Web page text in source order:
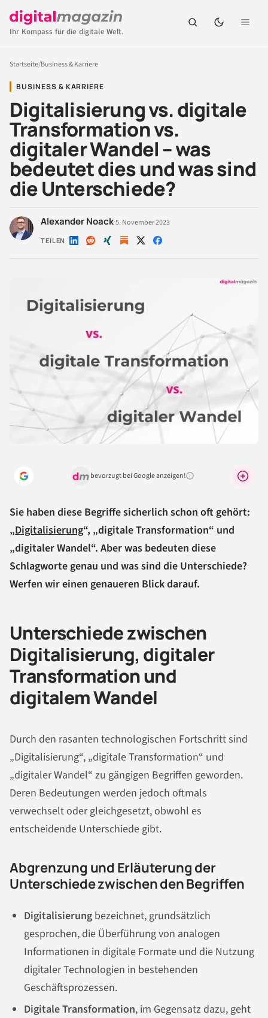
Ihr Kompass für die digitale Welt.
Startseite/Business & Karriere
BUSINESS & KARRIERE
Digitalisierung vs. digitale
Transformation vs.
digitaler Wandel – was
bedeutet dies und was sind
die Unterschiede?
Alexander Noack·5. November 2023
TEILEN Auf Auf Auf Auf Auf
bevorzugt bei Google anzeigen!Warum lohnt sich das?
Sie haben diese Begriffe sicherlich schon oft gehört:
„Digitalisierung“, „digitale Transformation“ und
„digitaler Wandel“. Aber was bedeuten diese
Schlagworte genau und was sind die Unterschiede?
Werfen wir einen genaueren Blick darauf.
Unterschiede zwischen
Digitalisierung, digitaler
Transformation und
digitalem Wandel
Durch den rasanten technologischen Fortschritt sind
„Digitalisierung“, „digitale Transformation“ und
„digitaler Wandel“ zu gängigen Begriffen geworden.
Deren Bedeutungen werden jedoch oftmals
verwechselt oder gleichgesetzt, obwohl es
entscheidende Unterschiede gibt.
Abgrenzung und Erläuterung der
Unterschiede zwischen den Begriffen
Digitalisierung bezeichnet, grundsätzlich
gesprochen, die Überführung von analogen
Informationen in digitale Formate und die Nutzung
digitaler Technologien in bestehenden
Geschäftsprozessen.
Digitale Transformation, im Gegensatz dazu, geht